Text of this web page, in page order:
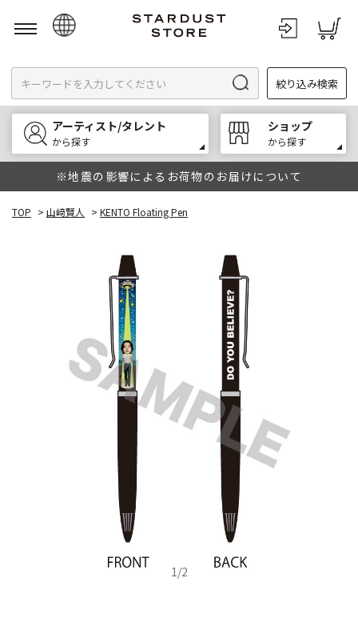
English
한국어
中文
絞り込み検索
アーティスト/タレント
から探す
ショップ
から探す
※地震の影響によるお荷物のお届けについて
TOP > 山﨑賢人 > KENTO Floating Pen
1/2